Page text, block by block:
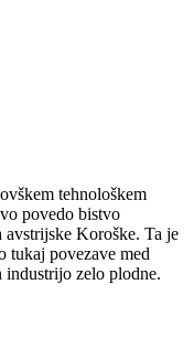
tehnološkem
povedo bistvo
avstrijske Koroške. Ta je
tukaj povezave med
zelo plodne.